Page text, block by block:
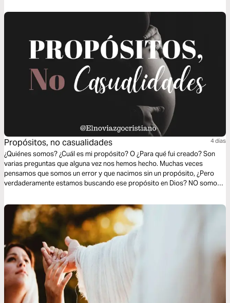
Propósitos, no casualidades 4 dias
¿Quiénes somos? ¿Cuál es mi propósito? O ¿Para qué fui creado? Son
varias preguntas que alguna vez nos hemos hecho. Muchas veces
pensamos que somos un error y que nacimos sin un propósito, ¿Pero
verdaderamente estamos buscando ese propósito en Dios? NO somos
propósito hermoso en nuestras vidas y desea que le busquemos para
poder descubrirlo.